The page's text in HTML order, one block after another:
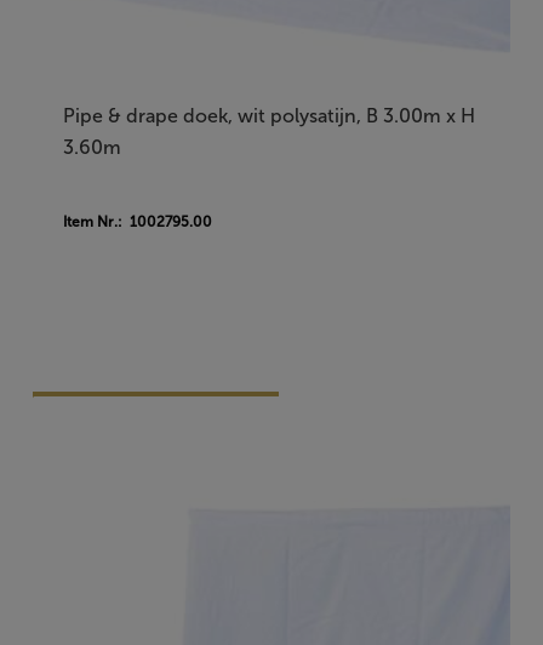
Pipe & drape doek, wit polysatijn, B 3.00m x H
3.60m
Item Nr.: 1002795.00